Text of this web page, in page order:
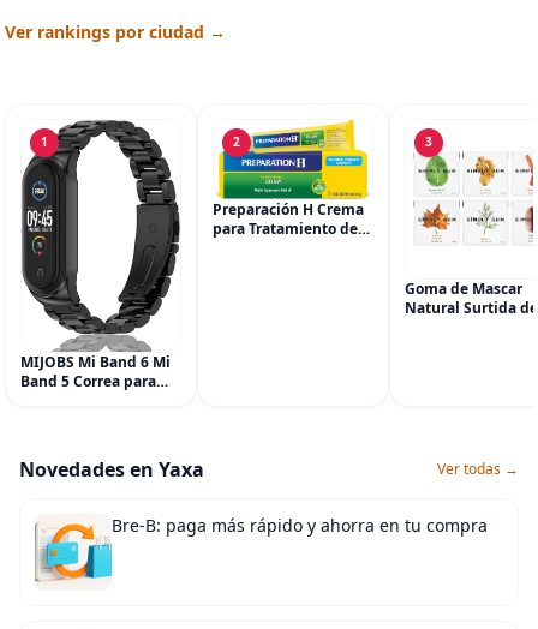
Ver rankings por ciudad →
1
MIJOBS Mi Band 6 Mi
Band 5 Correa para
Pulsera de repuesto
de metal para Mi
2
Preparación H Crema
para Tratamiento de
3
Goma de Mascar
Natural Surtida de
Novedades en Yaxa Ver todas →
Bre-B: paga más rápido y ahorra en tu compra